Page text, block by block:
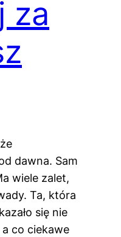
za
dawna. Sam
wiele zalet,
Ta, która
się nie
co ciekawe